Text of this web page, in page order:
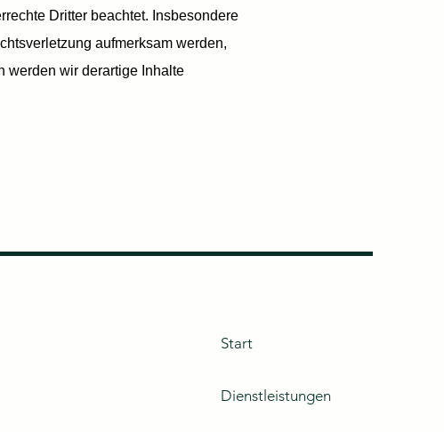
Dritter beachtet. Insbesondere
aufmerksam werden,
werden wir derartige Inhalte
Start
Dienstleistungen